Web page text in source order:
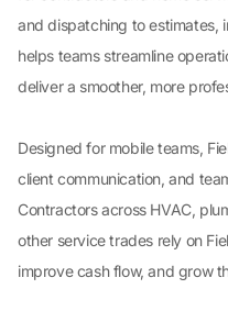
and dispatching to estimates,
helps teams streamline
deliver a smoother, more
Designed for mobile teams,
client communication, and
Contractors across HVAC,
other service trades rely on
improve cash flow, and grow